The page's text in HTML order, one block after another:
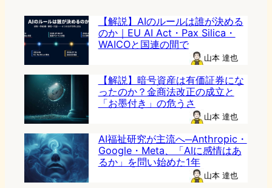
【解説】AIのルールは誰が決める
のか｜EU AI Act・Pax Silica・
WAICOと国連の間で
山本 達也
【解説】暗号資産は有価証券にな
ったのか？金商法改正の成立と
「お墨付き」の危うさ
山本 達也
AI福祉研究が主流へ─Anthropic・
Google・Meta、「AIに感情はあ
るか」を問い始めた1年
山本 達也